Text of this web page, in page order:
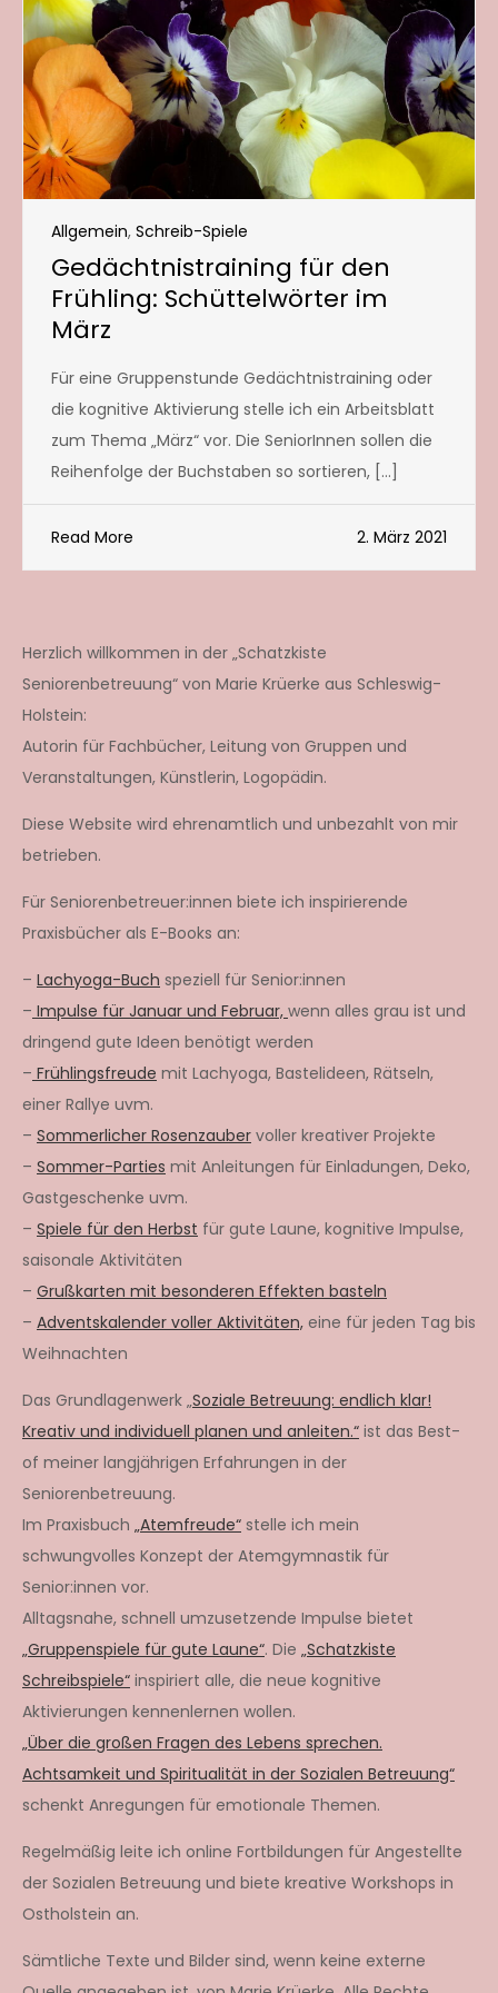
Allgemein, Schreib-Spiele
Gedächtnistraining für den
Frühling: Schüttelwörter im
März
Für eine Gruppenstunde Gedächtnistraining oder
die kognitive Aktivierung stelle ich ein Arbeitsblatt
zum Thema „März“ vor. Die SeniorInnen sollen die
Reihenfolge der Buchstaben so sortieren, […]
Read More 2. März 2021
Herzlich willkommen in der „Schatzkiste
Seniorenbetreuung“ von Marie Krüerke aus Schleswig-
Holstein:
Autorin für Fachbücher, Leitung von Gruppen und
Veranstaltungen, Künstlerin, Logopädin.
Diese Website wird ehrenamtlich und unbezahlt von mir
betrieben.
Für Seniorenbetreuer:innen biete ich inspirierende
Praxisbücher als E-Books an:
– Lachyoga-Buch speziell für Senior:innen
– Impulse für Januar und Februar, wenn alles grau ist und
dringend gute Ideen benötigt werden
– Frühlingsfreude mit Lachyoga, Bastelideen, Rätseln,
einer Rallye uvm.
– Sommerlicher Rosenzauber voller kreativer Projekte
– Sommer-Parties mit Anleitungen für Einladungen, Deko,
Gastgeschenke uvm.
– Spiele für den Herbst für gute Laune, kognitive Impulse,
saisonale Aktivitäten
– Grußkarten mit besonderen Effekten basteln
– Adventskalender voller Aktivitäten, eine für jeden Tag bis
Weihnachten
Das Grundlagenwerk „Soziale Betreuung: endlich klar!
Kreativ und individuell planen und anleiten.“ ist das Best-
of meiner langjährigen Erfahrungen in der
Seniorenbetreuung.
Im Praxisbuch „Atemfreude“ stelle ich mein
schwungvolles Konzept der Atemgymnastik für
Senior:innen vor.
Alltagsnahe, schnell umzusetzende Impulse bietet
„Gruppenspiele für gute Laune“. Die „Schatzkiste
Schreibspiele“ inspiriert alle, die neue kognitive
Aktivierungen kennenlernen wollen.
„Über die großen Fragen des Lebens sprechen.
Achtsamkeit und Spiritualität in der Sozialen Betreuung“
schenkt Anregungen für emotionale Themen.
Regelmäßig leite ich online Fortbildungen für Angestellte
der Sozialen Betreuung und biete kreative Workshops in
Ostholstein an.
Sämtliche Texte und Bilder sind, wenn keine externe